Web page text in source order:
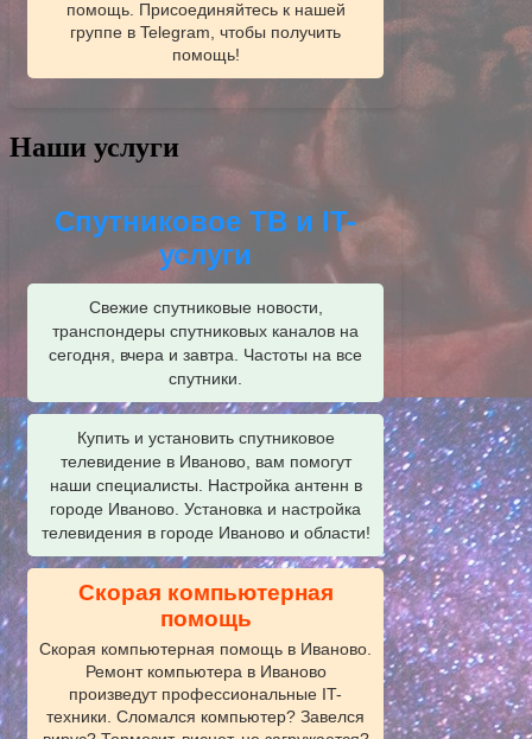
помощь. Присоединяйтесь к нашей
группе в Telegram, чтобы получить
помощь!
Наши услуги
Спутниковое ТВ и IT-
услуги
Свежие спутниковые новости,
транспондеры спутниковых каналов на
сегодня, вчера и завтра. Частоты на все
спутники.
Купить и установить спутниковое
телевидение в Иваново, вам помогут
наши специалисты. Настройка антенн в
городе Иваново. Установка и настройка
телевидения в городе Иваново и области!
Скорая компьютерная
помощь
Скорая компьютерная помощь в Иваново.
Ремонт компьютера в Иваново
произведут профессиональные IT-
техники. Сломался компьютер? Завелся